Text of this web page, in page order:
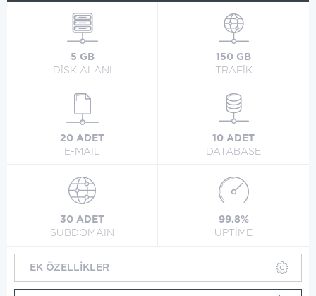
5 GB
DİSK ALANI
150 GB
TRAFİK
20 ADET
E-MAIL
10 ADET
DATABASE
30 ADET
SUBDOMAIN
99.8%
UPTİME
EK ÖZELLİKLER